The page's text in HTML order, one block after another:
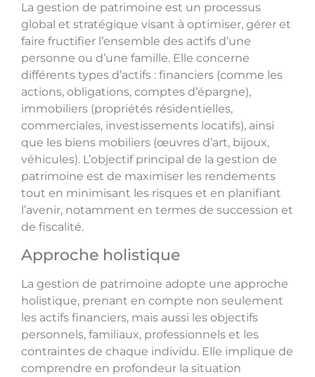
La gestion de patrimoine est un processus
global et stratégique visant à optimiser, gérer et
faire fructifier l’ensemble des actifs d’une
personne ou d’une famille. Elle concerne
différents types d’actifs : financiers (comme les
actions, obligations, comptes d’épargne),
immobiliers (propriétés résidentielles,
commerciales, investissements locatifs), ainsi
que les biens mobiliers (œuvres d’art, bijoux,
véhicules). L’objectif principal de la gestion de
patrimoine est de maximiser les rendements
tout en minimisant les risques et en planifiant
l’avenir, notamment en termes de succession et
de fiscalité.
Approche holistique
La gestion de patrimoine adopte une approche
holistique, prenant en compte non seulement
les actifs financiers, mais aussi les objectifs
personnels, familiaux, professionnels et les
contraintes de chaque individu. Elle implique de
comprendre en profondeur la situation